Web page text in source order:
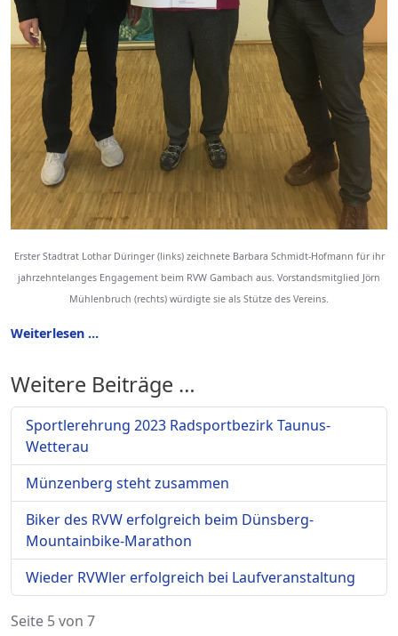
Erster Stadtrat Lothar Düringer (links) zeichnete Barbara Schmidt-Hofmann für ihr
jahrzehntelanges Engagement beim RVW Gambach aus. Vorstandsmitglied Jörn
Mühlenbruch (rechts) würdigte sie als Stütze des Vereins.
Weiterlesen …
Weitere Beiträge …
Sportlerehrung 2023 Radsportbezirk Taunus-
Wetterau
Münzenberg steht zusammen
Biker des RVW erfolgreich beim Dünsberg-
Mountainbike-Marathon
Wieder RVWler erfolgreich bei Laufveranstaltung
Seite 5 von 7